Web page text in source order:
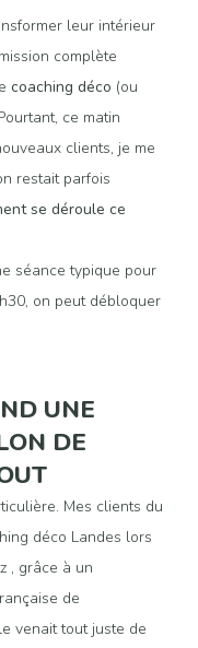
leur intérieur
complète
coaching déco (ou
ce matin
clients, je me
restait parfois
se déroule ce
séance typique pour
on peut débloquer
UNE
DE
Mes clients du
déco Landes lors
, grâce à un
de
venait tout juste de